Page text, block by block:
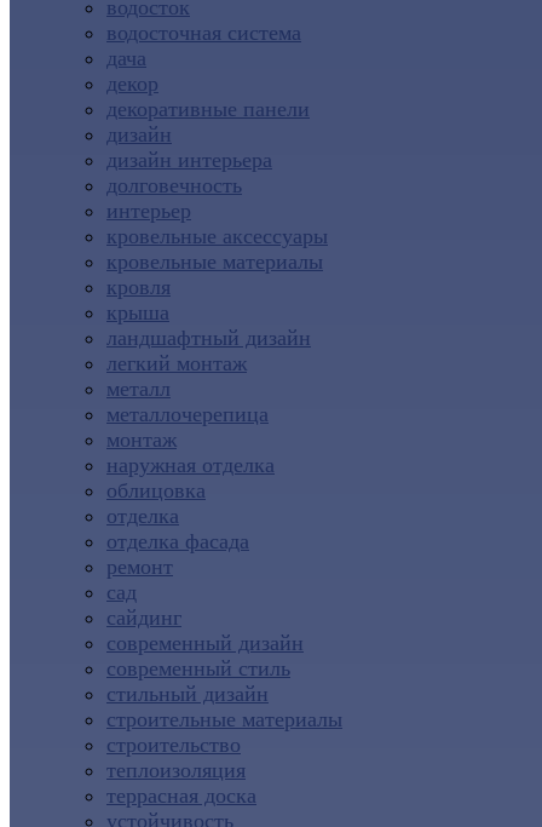
водосток
водосточная система
дача
декор
декоративные панели
дизайн
дизайн интерьера
долговечность
интерьер
кровельные аксессуары
кровельные материалы
кровля
крыша
ландшафтный дизайн
легкий монтаж
металл
металлочерепица
монтаж
наружная отделка
облицовка
отделка
отделка фасада
ремонт
сад
сайдинг
современный дизайн
современный стиль
стильный дизайн
строительные материалы
строительство
теплоизоляция
террасная доска
устойчивость